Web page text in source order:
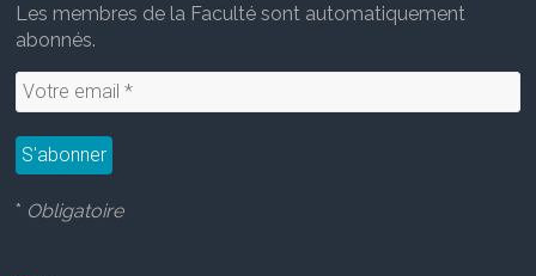
Les membres de la Faculté sont automatiquement
abonnés.
* Obligatoire